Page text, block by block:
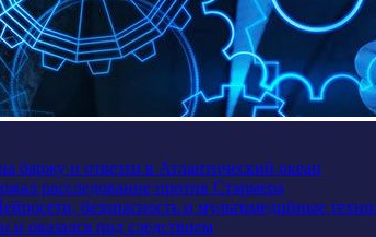
баржу и отвезти в Атлантический океан
расследование против Стармера
безопасность и мультимедийные
и оказался под следствием